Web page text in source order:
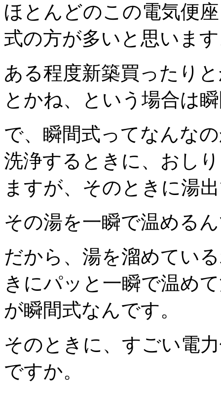
ほとんどのこの電気便
式の方が多いと思いま
ある程度新築買ったり
とかね、という場合は
で、瞬間式ってなんな
洗浄するときに、おし
ますが、そのときに湯
その湯を一瞬で温める
だから、湯を溜めてい
きにパッと一瞬で温め
が瞬間式なんです。
そのときに、すごい電
ですか。